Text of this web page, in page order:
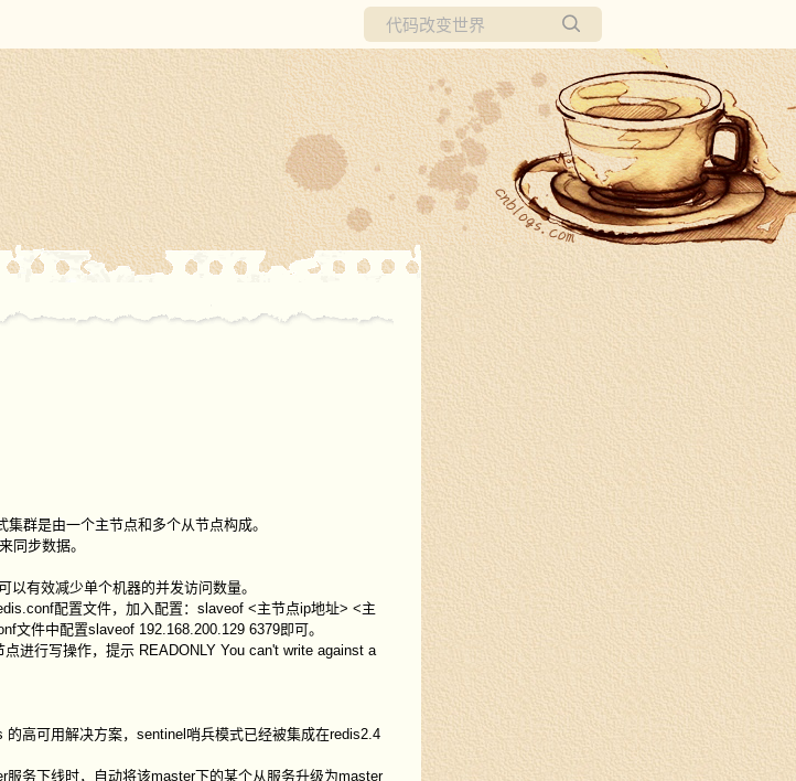
所有博客
当前博客
群是由一个主节点和多个从节点构成。
同步数据。
有效减少单个机器的并发访问数量。
配置文件，加入配置：slaveof <主节点ip地址> <主
文件中配置slaveof 192.168.200.129 6379即可。
点进行写操作，提示 READONLY You can't write against a
高可用解决方案，sentinel哨兵模式已经被集成在redis2.4
务下线时，自动将该master下的某个从服务升级为master